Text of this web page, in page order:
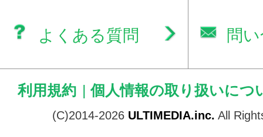
よくある質問 問
利用規約 | 個人情報の取り扱いにつ
(C)2014-2026 ULTIMEDIA.inc. All